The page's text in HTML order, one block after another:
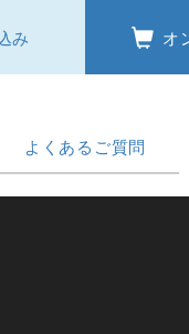
み オ
よくあるご質問